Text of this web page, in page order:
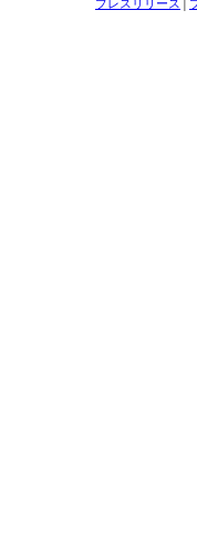
プレスリリース